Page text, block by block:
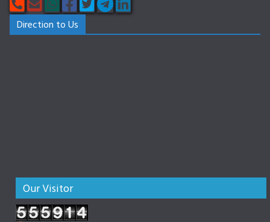
Direction to Us
Our Visitor